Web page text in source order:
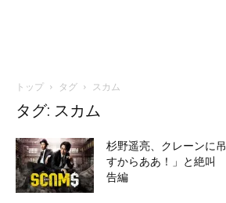
トップ タグ スカム
タグ: スカム
杉野遥亮、クレーンに
すからああ！」と絶叫
告編